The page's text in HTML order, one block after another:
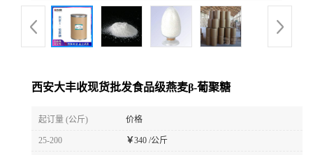
西安大丰收现货批发食品级燕麦β-葡聚糖
起订量 (公斤) 价格
25-200 ￥340 /公斤